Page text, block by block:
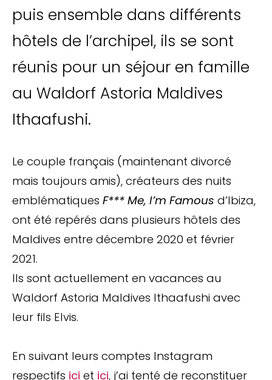
puis ensemble dans différents
hôtels de l’archipel, ils se sont
réunis pour un séjour en famille
au Waldorf Astoria Maldives
Ithaafushi.
Le couple français (maintenant divorcé
mais toujours amis), créateurs des nuits
emblématiques F*** Me, I’m Famous d’Ibiza,
ont été repérés dans plusieurs hôtels des
Maldives entre décembre 2020 et février
2021.
Ils sont actuellement en vacances au
Waldorf Astoria Maldives Ithaafushi avec
leur fils Elvis.
En suivant leurs comptes Instagram
respectifs ici et ici, j’ai tenté de reconstituer